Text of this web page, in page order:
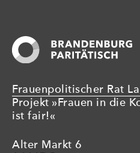
Frauenpolitischer Rat
Projekt »Frauen in die
ist fair!«
Alter Markt 6